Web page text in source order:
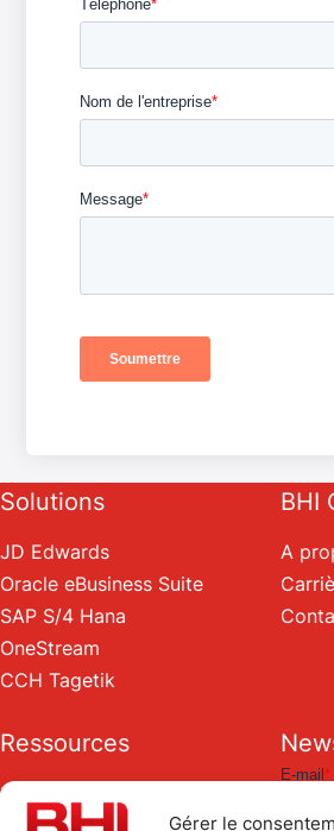
Gérer le
Solutions
JD Edwards
Oracle eBusiness Suite
SAP S/4 Hana
OneStream
CCH Tagetik
BHI
A
Ressources
Blog
Livres blancs